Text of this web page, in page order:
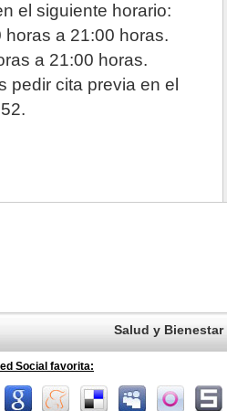
el siguiente horario:
horas a 21:00 horas.
a 21:00 horas.
pedir cita previa en el
Salud y Bienestar
Social favorita: